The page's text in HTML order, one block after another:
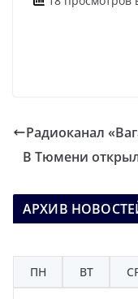
Радиоканал
В Тюмени
АРХИВ
ПН
ВТ